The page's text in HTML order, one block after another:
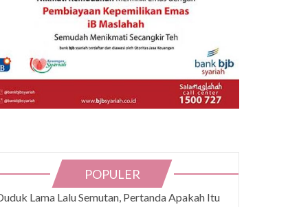
POPULER
Lama Lalu Semutan, Pertanda Apakah Itu